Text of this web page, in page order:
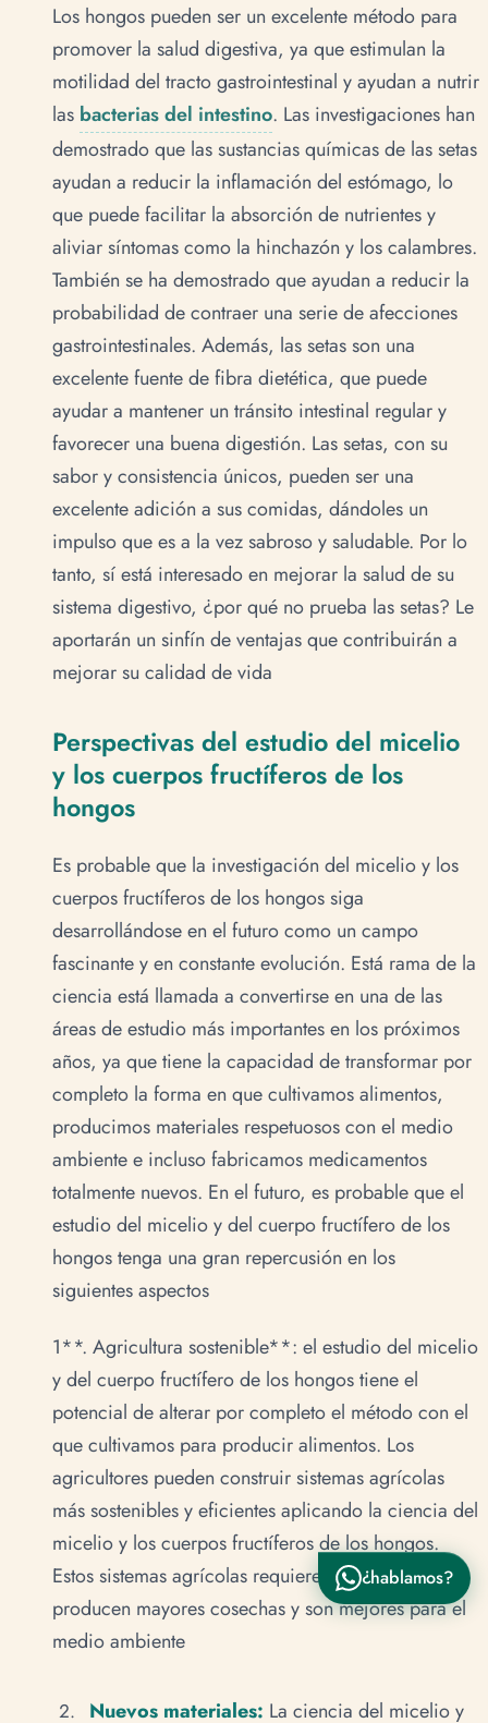
Los hongos pueden ser un excelente método para
promover la salud digestiva, ya que estimulan la
motilidad del tracto gastrointestinal y ayudan a nutrir
las bacterias del intestino. Las investigaciones han
demostrado que las sustancias químicas de las setas
ayudan a reducir la inflamación del estómago, lo
que puede facilitar la absorción de nutrientes y
aliviar síntomas como la hinchazón y los calambres.
También se ha demostrado que ayudan a reducir la
probabilidad de contraer una serie de afecciones
gastrointestinales. Además, las setas son una
excelente fuente de fibra dietética, que puede
ayudar a mantener un tránsito intestinal regular y
favorecer una buena digestión. Las setas, con su
sabor y consistencia únicos, pueden ser una
excelente adición a sus comidas, dándoles un
impulso que es a la vez sabroso y saludable. Por lo
tanto, sí está interesado en mejorar la salud de su
sistema digestivo, ¿por qué no prueba las setas? Le
aportarán un sinfín de ventajas que contribuirán a
mejorar su calidad de vida
Perspectivas del estudio del micelio
y los cuerpos fructíferos de los
hongos
Es probable que la investigación del micelio y los
cuerpos fructíferos de los hongos siga
desarrollándose en el futuro como un campo
fascinante y en constante evolución. Está rama de la
ciencia está llamada a convertirse en una de las
áreas de estudio más importantes en los próximos
años, ya que tiene la capacidad de transformar por
completo la forma en que cultivamos alimentos,
producimos materiales respetuosos con el medio
ambiente e incluso fabricamos medicamentos
totalmente nuevos. En el futuro, es probable que el
estudio del micelio y del cuerpo fructífero de los
hongos tenga una gran repercusión en los
siguientes aspectos
1**. Agricultura sostenible**: el estudio del micelio
y del cuerpo fructífero de los hongos tiene el
potencial de alterar por completo el método con el
que cultivamos para producir alimentos. Los
agricultores pueden construir sistemas agrícolas
más sostenibles y eficientes aplicando la ciencia del
micelio y los cuerpos fructíferos de los hongos.
Estos sistemas agrícolas requieren menos recursos,
producen mayores cosechas y son mejores para el
medio ambiente
Nuevos materiales: La ciencia del micelio y
¿hablamos?
Soporte
Normalmente responde en minutos
¿En qué te podemos ayudar?
Hola, quiero hacer un pedido 🛒
Hola, quiero saber sobre envíos y despachos 🚚
Hola, tengo una pregunta sobre un producto 👋
Enviar por WhatsApp